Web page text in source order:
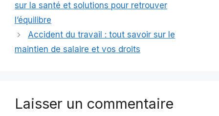
sur la santé et solutions pour retrouver
l’équilibre
Accident du travail : tout savoir sur le
maintien de salaire et vos droits
Laisser un commentaire